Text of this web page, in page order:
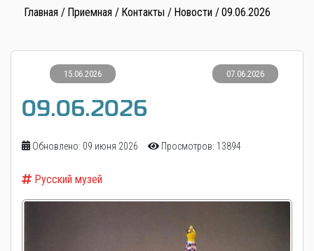
Главная Приемная Контакты Новости 09.06.2026
15.06.2026 07.06.2026
09.06.2026
Обновлено: 09 июня 2026 Просмотров: 13894
Русский музей